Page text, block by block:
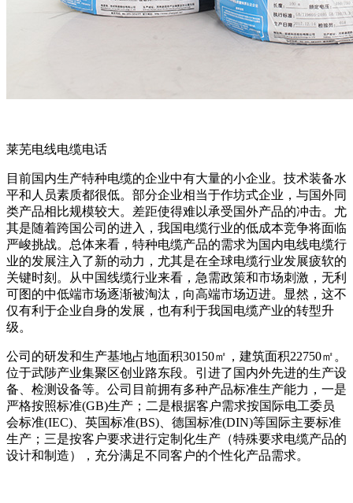
莱芜电线电缆电话
目前国内生产特种电缆的企业中有大量的小企业。技术装备水
平和人员素质都很低。部分企业相当于作坊式企业，与国外同
类产品相比规模较大。差距使得难以承受国外产品的冲击。尤
其是随着跨国公司的进入，我国电缆行业的低成本竞争将面临
严峻挑战。总体来看，特种电缆产品的需求为国内电线电缆行
业的发展注入了新的动力，尤其是在全球电缆行业发展疲软的
关键时刻。从中国线缆行业来看，急需政策和市场刺激，无利
可图的中低端市场逐渐被淘汰，向高端市场迈进。显然，这不
仅有利于企业自身的发展，也有利于我国电缆产业的转型升
级。
公司的研发和生产基地占地面积30150㎡，建筑面积22750㎡。
位于武陟产业集聚区创业路东段。引进了国内外先进的生产设
备、检测设备等。公司目前拥有多种产品标准生产能力，一是
严格按照标准(GB)生产；二是根据客户需求按国际电工委员
会标准(IEC)、英国标准(BS)、德国标准(DIN)等国际主要标准
生产；三是按客户要求进行定制化生产（特殊要求电缆产品的
设计和制造），充分满足不同客户的个性化产品需求。